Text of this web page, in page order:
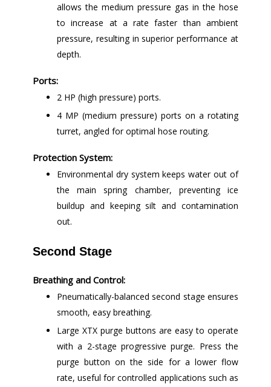
allows the medium pressure gas in the hose
to increase at a rate faster than ambient
pressure, resulting in superior performance at
depth.
Ports:
2 HP (high pressure) ports.
4 MP (medium pressure) ports on a rotating
turret, angled for optimal hose routing.
Protection System:
Environmental dry system keeps water out of
the main spring chamber, preventing ice
buildup and keeping silt and contamination
out.
Second Stage
Breathing and Control:
Pneumatically-balanced second stage ensures
smooth, easy breathing.
Large XTX purge buttons are easy to operate
with a 2-stage progressive purge. Press the
purge button on the side for a lower flow
rate, useful for controlled applications such as